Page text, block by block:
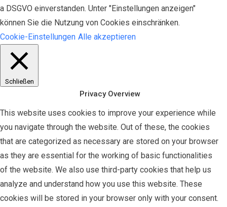
a DSGVO einverstanden. Unter "Einstellungen anzeigen"
können Sie die Nutzung von Cookies einschränken.
Cookie-Einstellungen Alle akzeptieren
Schließen
Privacy Overview
This website uses cookies to improve your experience while
you navigate through the website. Out of these, the cookies
that are categorized as necessary are stored on your browser
as they are essential for the working of basic functionalities
of the website. We also use third-party cookies that help us
analyze and understand how you use this website. These
cookies will be stored in your browser only with your consent.